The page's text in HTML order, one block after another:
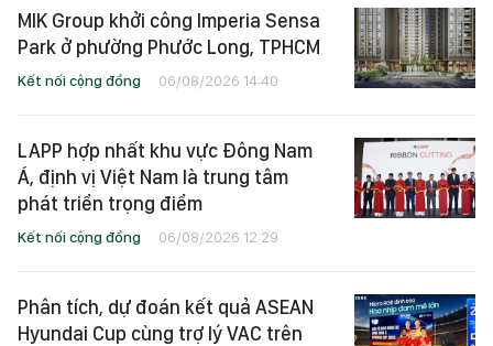
MIK Group khởi công Imperia Sensa
Park ở phường Phước Long, TPHCM
Kết nối cộng đồng 06/08/2026 14:40
LAPP hợp nhất khu vực Đông Nam
Á, định vị Việt Nam là trung tâm
phát triển trọng điểm
Kết nối cộng đồng 06/08/2026 12:29
Phân tích, dự đoán kết quả ASEAN
Hyundai Cup cùng trợ lý VAC trên